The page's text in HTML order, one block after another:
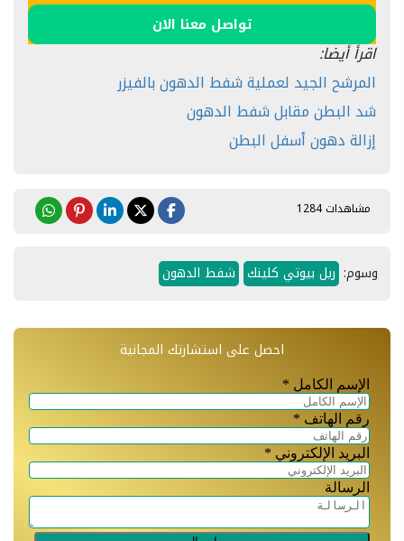
تواصل معنا الان
اقرأ أيضا:
المرشح الجيد لعملية شفط الدهون بالفيزر
شد البطن مقابل شفط الدهون
إزالة دهون أسفل البطن
مشاهدات 1284
وسوم: ريل بيوتي كلينك شفط الدهون
احصل على استشارتك المجانية